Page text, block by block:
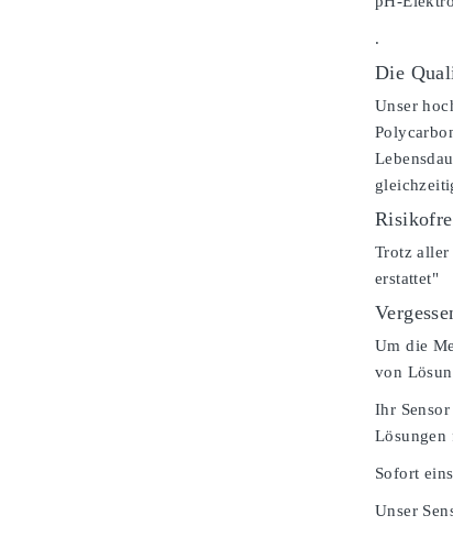
.
Die
Unser
Trotz
erstattet"
Um die
von
Ihr
Lösungen
Sofort
Unser